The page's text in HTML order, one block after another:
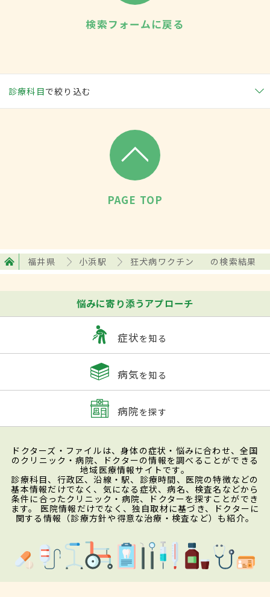
検索フォームに戻る
診療科目で絞り込む
PAGE TOP
福井県 小浜駅 狂犬病ワクチン の検索結果
悩みに寄り添うアプローチ
症状を知る
病気を知る
病院を探す
ドクターズ・ファイルは、身体の症状・悩みに合わせ、全国
のクリニック・病院、ドクターの情報を調べることができる
地域医療情報サイトです。
診療科目、行政区、沿線・駅、診療時間、医院の特徴などの
基本情報だけでなく、気になる症状、病名、検査名などから
条件に合ったクリニック・病院、ドクターを探すことができ
ます。 医院情報だけでなく、独自取材に基づき、ドクターに
関する情報（診療方針や得意な治療・検査など）も紹介。